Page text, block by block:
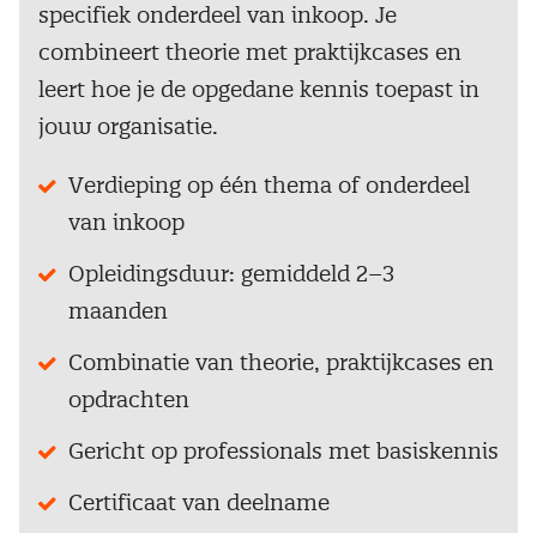
specifiek onderdeel van inkoop. Je
combineert theorie met praktijkcases en
leert hoe je de opgedane kennis toepast in
jouw organisatie.
Verdieping op één thema of onderdeel
van inkoop
Opleidingsduur: gemiddeld 2–3
maanden
Combinatie van theorie, praktijkcases en
opdrachten
Gericht op professionals met basiskennis
Certificaat van deelname